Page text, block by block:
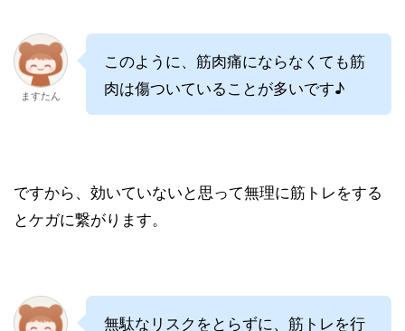
ますたん
このように、筋肉痛にならなくても筋
肉は傷ついていることが多いです♪
ですから、効いていないと思って無理に筋トレをする
とケガに繋がります。
無駄なリスクをとらずに、筋トレを行